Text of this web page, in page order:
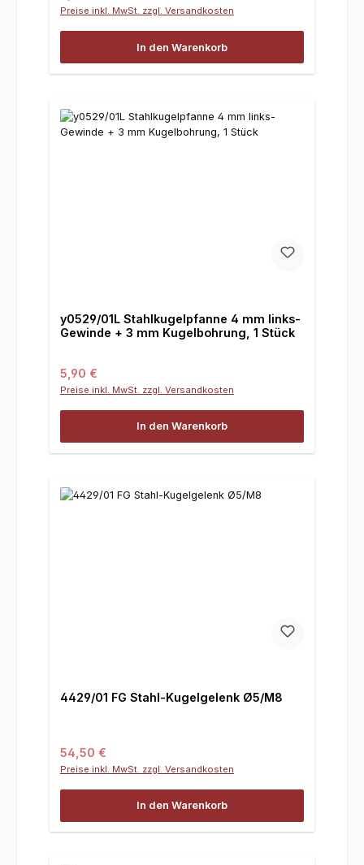
Preise inkl. MwSt. zzgl. Versandkosten
In den Warenkorb
y0529/01L Stahlkugelpfanne 4 mm links-
Gewinde + 3 mm Kugelbohrung, 1 Stück
Regulärer Preis:
5,90 €
Preise inkl. MwSt. zzgl. Versandkosten
In den Warenkorb
4429/01 FG Stahl-Kugelgelenk Ø5/M8
Regulärer Preis:
54,50 €
Preise inkl. MwSt. zzgl. Versandkosten
In den Warenkorb